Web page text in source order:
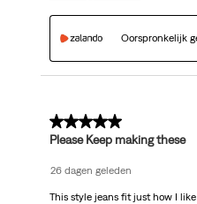
Oorspronkelijk
5 van 5 sterren.
Please Keep making these
26 dagen geleden
This style jeans fit just how I